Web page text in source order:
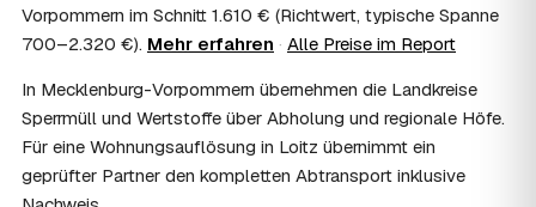
Nicht zwingend. Viele Auflösungen in Loitz laufen nach
Schlüsselübergabe ohne Sie ab — praktisch, wenn Sie
sein, etwa um Wertsachen oder persönliche Unterlagen
vorab zu sichern.
10
Bekomme ich einen Entsorgungsnachweis?
Ja. Auf Wunsch erhalten Sie einen Entsorgungsnachweis
über die fachgerechte Verwertung — wichtig als Beleg
Vorpommern im Schnitt 1.610 € (Richtwert, typische Spanne
700–2.320 €). Mehr erfahren · Alle Preise im Report
In Mecklenburg-Vorpommern übernehmen die Landkreise
Sperrmüll und Wertstoffe über Abholung und regionale Höfe.
Für eine Wohnungsauflösung in Loitz übernimmt ein
geprüfter Partner den kompletten Abtransport inklusive